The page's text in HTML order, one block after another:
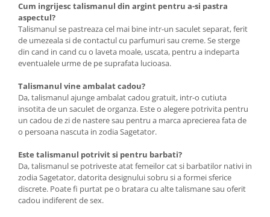
Cum ingrijesc talismanul din argint pentru a-si pastra
aspectul?
Talismanul se pastreaza cel mai bine intr-un saculet separat, ferit
de umezeala si de contactul cu parfumuri sau creme. Se sterge
din cand in cand cu o laveta moale, uscata, pentru a indeparta
eventualele urme de pe suprafata lucioasa.
Talismanul vine ambalat cadou?
Da, talismanul ajunge ambalat cadou gratuit, intr-o cutiuta
insotita de un saculet de organza. Este o alegere potrivita pentru
un cadou de zi de nastere sau pentru a marca aprecierea fata de
o persoana nascuta in zodia Sagetator.
Este talismanul potrivit si pentru barbati?
Da, talismanul se potriveste atat femeilor cat si barbatilor nativi in
zodia Sagetator, datorita designului sobru si a formei sferice
discrete. Poate fi purtat pe o bratara cu alte talismane sau oferit
cadou indiferent de sex.